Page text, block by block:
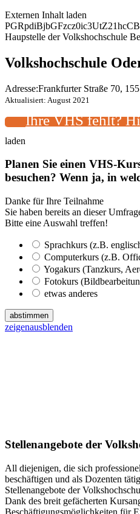
Externen Inhalt laden
Haupstelle der Volkshochschule
Volkshochschule
Adresse:Frankfurter Straße 70,
Aktualisiert: August 2021
Ihre VHS fehlt?
laden
Planen Sie einen VHS-
besuchen? Wenn ja, in
Danke für Ihre Teilnahme
Sie haben bereits an dieser
Bitte eine Auswahl treffen!
Sprachkurs (z.B.
Computerkurs (z.B.
Yogakurs (Tanzkurs,
Fotokurs
etwas anderes
abstimmen
zeigenausblenden
Stellenangebote der
All diejenigen, die sich
beschäftigen und als Dozenten
Stellenangebote der
Dank des breit gefächerten
Beschäftigungsmöglichkeiten für